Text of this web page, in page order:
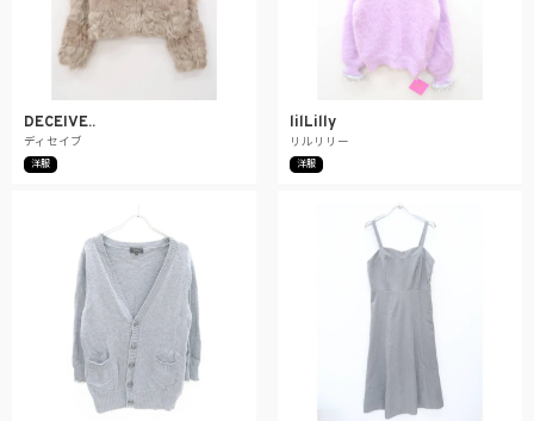
DECEIVE..
ディセイブ
洋服
lilLilly
リルリリー
洋服